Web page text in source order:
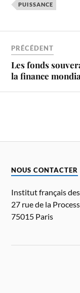
PUISSANCE
PRÉCÉDENT
Les fonds
la finance
NOUS CONTACTER
Institut français
27 rue de la
75015 Paris